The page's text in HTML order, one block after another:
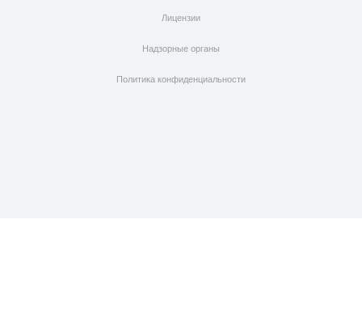
Лицензии
Надзорные органы
Политика конфиденциальности